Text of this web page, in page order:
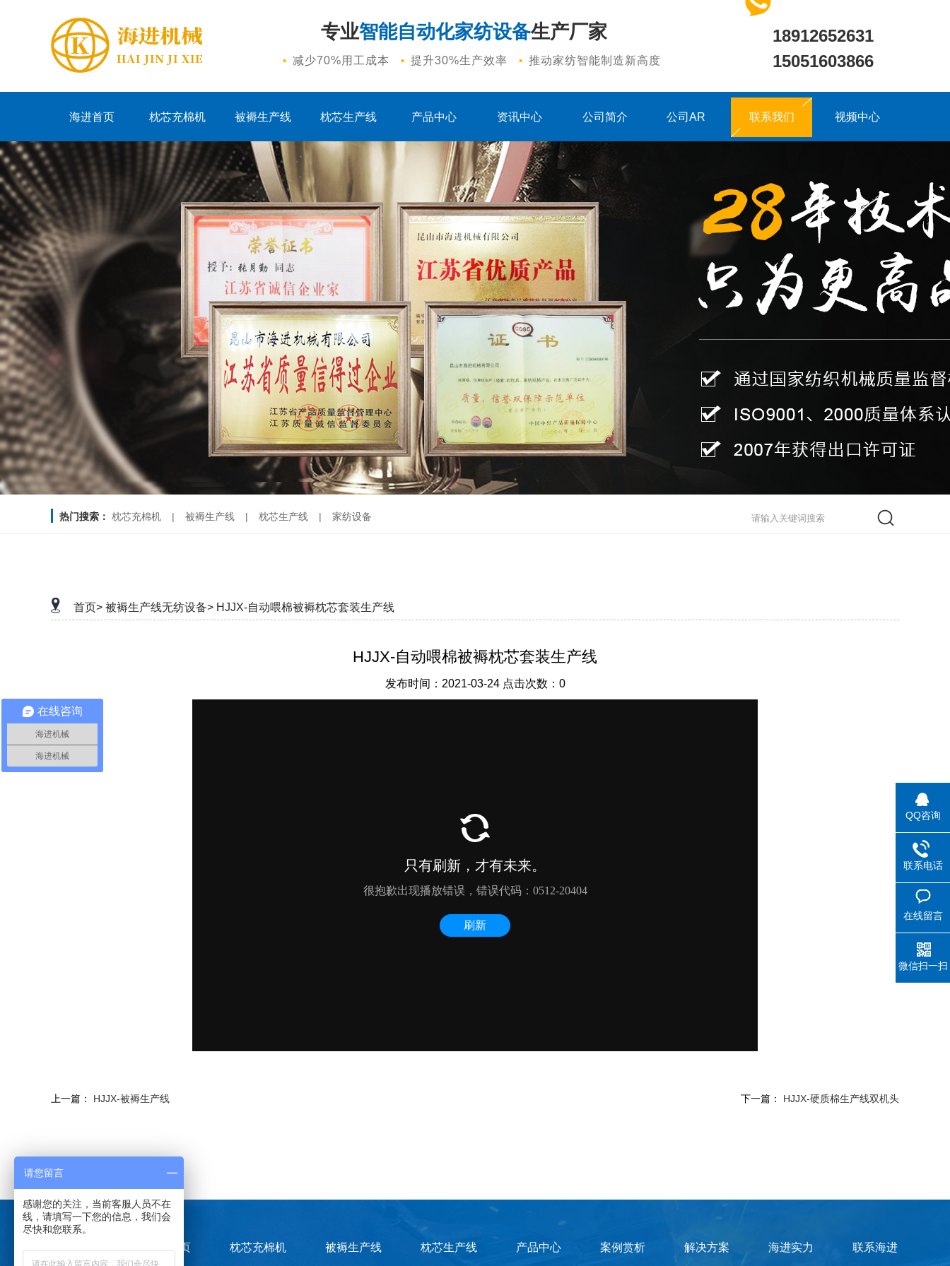
专业智能自动化家纺设备生产厂家
· 减少70%用工成本 · 提升30%生产效率 · 推动家纺智能制造新高度
18912652631
15051603866
海进首页 枕芯充棉机 被褥生产线 枕芯生产线 产品中心 资讯中心 公司简介 公司AR 联系我们 视频中心
热门搜索： 枕芯充棉机 | 被褥生产线 | 枕芯生产线 | 家纺设备
首页> 被褥生产线无纺设备> HJJX-自动喂棉被褥枕芯套装生产线
HJJX-自动喂棉被褥枕芯套装生产线
发布时间：2021-03-24 点击次数：0
上一篇： HJJX-被褥生产线 下一篇： HJJX-硬质棉生产线双机头
LINKS：
海进首页 枕芯充棉机 被褥生产线 枕芯生产线 产品中心 案例赏析 解决方案 海进实力 联系海进
QQ咨询
联系电话
在线留言
微信扫一扫
在线咨询
海进机械
海进机械
请您留言
感谢您的关注，当前客服人员不在
线，请填写一下您的信息，我们会
尽快和您联系。